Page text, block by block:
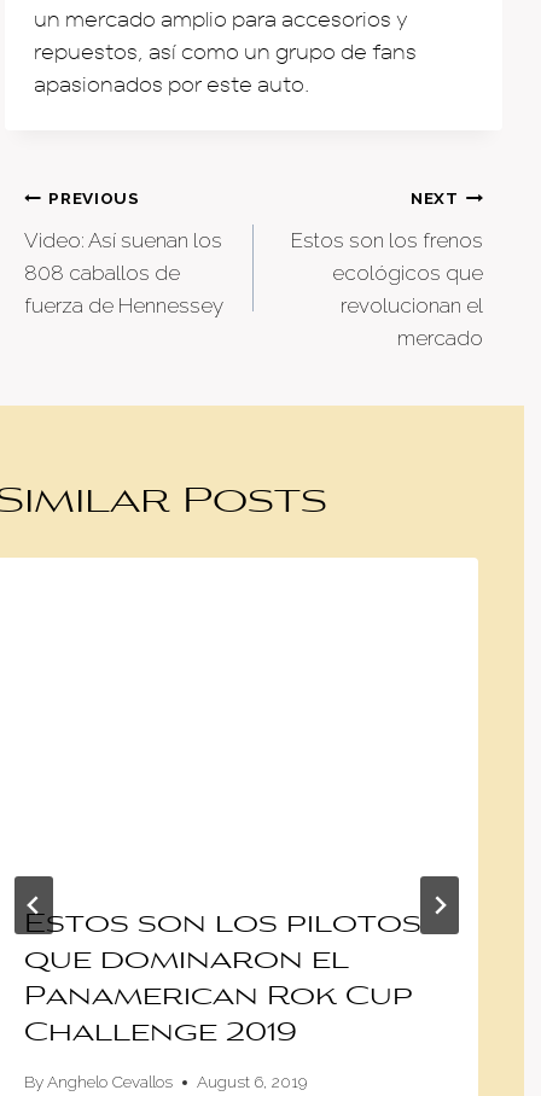
un mercado amplio para accesorios y
repuestos, así como un grupo de fans
apasionados por este auto.
Post
navigation
PREVIOUS
Video: Así suenan los
808 caballos de
fuerza de Hennessey
NEXT
Estos son los frenos
ecológicos que
revolucionan el
mercado
Posts
Estos son los pilotos
que dominaron el
Panamerican Rok Cup
Challenge 2019
ByAnghelo Cevallos August 6, 2019